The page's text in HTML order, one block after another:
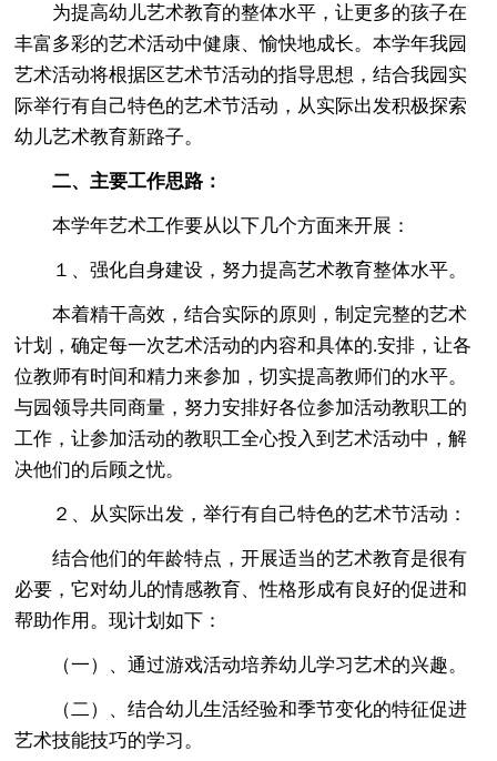
为提高幼儿艺术教育的整体水平，让更多的孩子在
丰富多彩的艺术活动中健康、愉快地成长。本学年我园
艺术活动将根据区艺术节活动的指导思想，结合我园实
际举行有自己特色的艺术节活动，从实际出发积极探索
幼儿艺术教育新路子。
二、主要工作思路：
本学年艺术工作要从以下几个方面来开展：
１、强化自身建设，努力提高艺术教育整体水平。
本着精干高效，结合实际的原则，制定完整的艺术
计划，确定每一次艺术活动的内容和具体的.安排，让各
位教师有时间和精力来参加，切实提高教师们的水平。
与园领导共同商量，努力安排好各位参加活动教职工的
工作，让参加活动的教职工全心投入到艺术活动中，解
决他们的后顾之忧。
２、从实际出发，举行有自己特色的艺术节活动：
结合他们的年龄特点，开展适当的艺术教育是很有
必要，它对幼儿的情感教育、性格形成有良好的促进和
帮助作用。现计划如下：
（一）、通过游戏活动培养幼儿学习艺术的兴趣。
（二）、结合幼儿生活经验和季节变化的特征促进
艺术技能技巧的学习。